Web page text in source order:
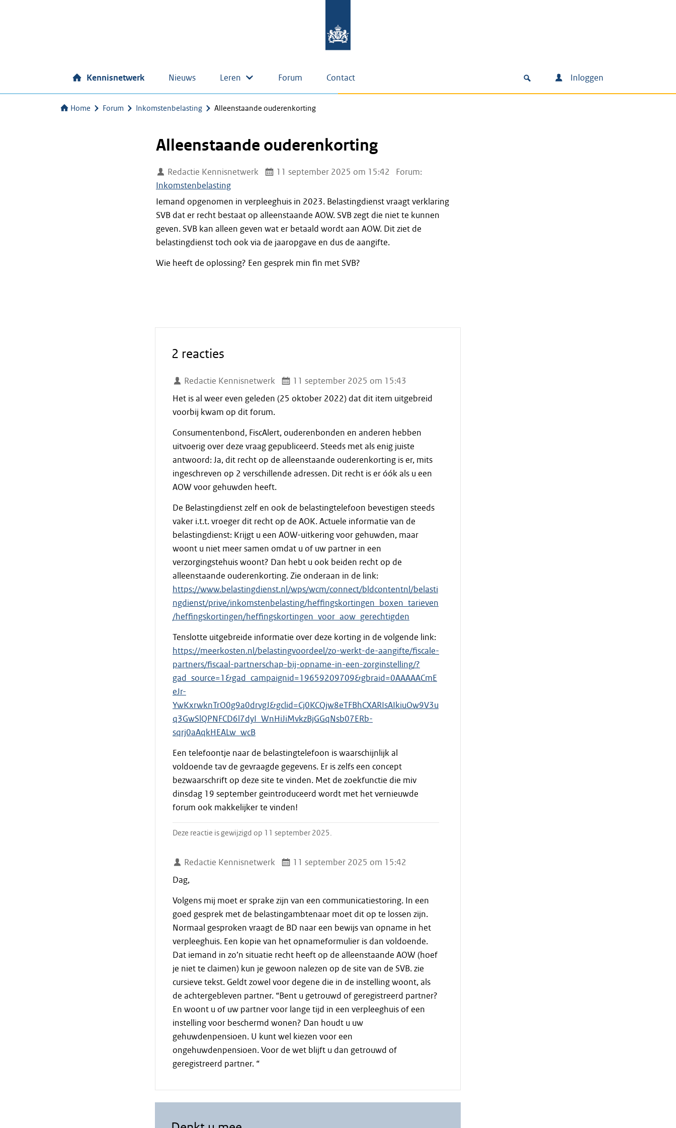
Kennisnetwerk Nieuws Leren Forum Contact Inloggen
Home Forum Inkomstenbelasting Alleenstaande ouderenkorting
Alleenstaande ouderenkorting
Redactie Kennisnetwerk 11 september 2025 om 15:42
Forum:
Inkomstenbelasting
Iemand opgenomen in verpleeghuis in 2023. Belastingdienst vraagt verklaring
SVB dat er recht bestaat op alleenstaande AOW. SVB zegt die niet te kunnen
geven. SVB kan alleen geven wat er betaald wordt aan AOW. Dit ziet de
belastingdienst toch ook via de jaaropgave en dus de aangifte.
Wie heeft de oplossing? Een gesprek min fin met SVB?
2 reacties
Redactie Kennisnetwerk
11 september 2025 om 15:43
Het is al weer even geleden (25 oktober 2022) dat dit item uitgebreid
voorbij kwam op dit forum.
Consumentenbond, FiscAlert, ouderenbonden en anderen hebben
uitvoerig over deze vraag gepubliceerd. Steeds met als enig juiste
antwoord: Ja, dit recht op de alleenstaande ouderenkorting is er, mits
ingeschreven op 2 verschillende adressen. Dit recht is er óók als u een
AOW voor gehuwden heeft.
De Belastingdienst zelf en ook de belastingtelefoon bevestigen steeds
vaker i.t.t. vroeger dit recht op de AOK. Actuele informatie van de
belastingdienst: Krijgt u een AOW-uitkering voor gehuwden, maar
woont u niet meer samen omdat u of uw partner in een
verzorgingstehuis woont? Dan hebt u ook beiden recht op de
alleenstaande ouderenkorting. Zie onderaan in de link:
https://www.belastingdienst.nl/wps/wcm/connect/bldcontentnl/belasti
ngdienst/prive/inkomstenbelasting/heffingskortingen_boxen_tarieven
/heffingskortingen/heffingskortingen_voor_aow_gerechtigden
Tenslotte uitgebreide informatie over deze korting in de volgende link:
https://meerkosten.nl/belastingvoordeel/zo-werkt-de-aangifte/fiscale-
partners/fiscaal-partnerschap-bij-opname-in-een-zorginstelling/?
gad_source=1&gad_campaignid=19659209709&gbraid=0AAAAACmE
eJr-
YwKxrwknTrO0g9a0drvgJ&gclid=Cj0KCQjw8eTFBhCXARIsAIkiuOw9V3u
q3GwSlQPNFCD6l7dyI_WnHiJiMvkzBjGGqNsb07ERb-
sqrj0aAqkHEALw_wcB
Een telefoontje naar de belastingtelefoon is waarschijnlijk al
voldoende tav de gevraagde gegevens. Er is zelfs een concept
bezwaarschrift op deze site te vinden. Met de zoekfunctie die miv
dinsdag 19 september geintroduceerd wordt met het vernieuwde
forum ook makkelijker te vinden!
Deze reactie is gewijzigd op 11 september 2025.
Redactie Kennisnetwerk
11 september 2025 om 15:42
Dag,
Volgens mij moet er sprake zijn van een communicatiestoring. In een
goed gesprek met de belastingambtenaar moet dit op te lossen zijn.
Normaal gesproken vraagt de BD naar een bewijs van opname in het
verpleeghuis. Een kopie van het opnameformulier is dan voldoende.
Dat iemand in zo’n situatie recht heeft op de alleenstaande AOW (hoef
je niet te claimen) kun je gewoon nalezen op de site van de SVB. zie
cursieve tekst. Geldt zowel voor degene die in de instelling woont, als
de achtergebleven partner. “Bent u getrouwd of geregistreerd partner?
En woont u of uw partner voor lange tijd in een verpleeghuis of een
instelling voor beschermd wonen? Dan houdt u uw
gehuwdenpensioen. U kunt wel kiezen voor een
ongehuwdenpensioen. Voor de wet blijft u dan getrouwd of
geregistreerd partner. “